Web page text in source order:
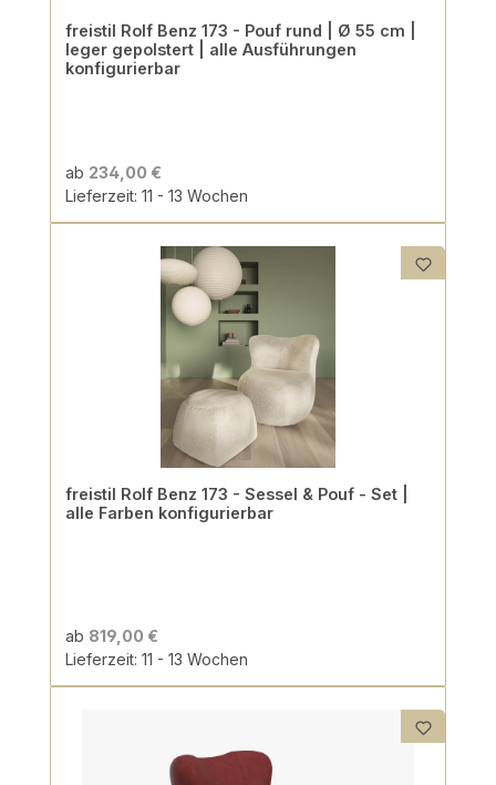
freistil Rolf Benz 173 - Pouf rund | Ø 55 cm |
leger gepolstert | alle Ausführungen
konfigurierbar
ab 234,00 €
Lieferzeit: 11 - 13 Wochen
freistil Rolf Benz 173 - Sessel & Pouf - Set |
alle Farben konfigurierbar
ab 819,00 €
Lieferzeit: 11 - 13 Wochen